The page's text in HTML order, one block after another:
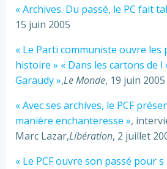
« Archives. Du passé, le PC fait
15 juin 2005
« Le Parti communiste ouvre les
histoire » « Dans les cartons de l
Garaudy »,Le Monde, 19 juin 2005
« Avec ses archives, le PCF
manière enchanteresse »,
Marc Lazar,Libération, 2 juillet
« Le PCF ouvre son passé pour